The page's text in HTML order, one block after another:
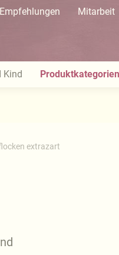
Mitarbeit
Kind Produktkategorien
extrazart